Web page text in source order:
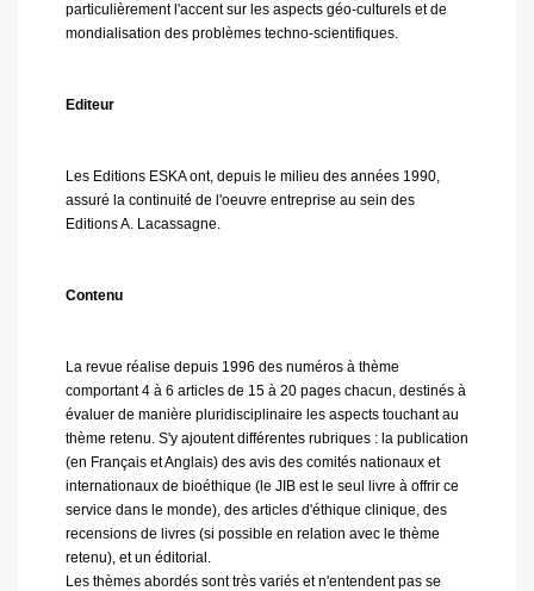
particulièrement l'accent sur les aspects géo-culturels et de
mondialisation des problèmes techno-scientifiques.
Editeur
Les Editions ESKA ont, depuis le milieu des années 1990,
assuré la continuité de l'oeuvre entreprise au sein des
Editions A. Lacassagne.
Contenu
La revue réalise depuis 1996 des numéros à thème
comportant 4 à 6 articles de 15 à 20 pages chacun, destinés à
évaluer de manière pluridisciplinaire les aspects touchant au
thème retenu. S'y ajoutent différentes rubriques : la publication
(en Français et Anglais) des avis des comités nationaux et
internationaux de bioéthique (le JIB est le seul livre à offrir ce
service dans le monde), des articles d'éthique clinique, des
recensions de livres (si possible en relation avec le thème
retenu), et un éditorial.
Les thèmes abordés sont très variés et n'entendent pas se